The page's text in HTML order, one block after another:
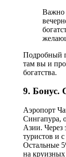
Важно знать: что посещение фонтана,
Подробный
там вы и
богатства.
9. Бонус.
Аэропорт
Сингапура,
Азии. Через
туристов и
Остальные
на круизных